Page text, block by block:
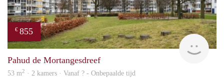
€ 855
rent
Pahud de Mortangesdreef
53 m2 · 2 kamers · Vanaf ? - Onbepaalde tijd